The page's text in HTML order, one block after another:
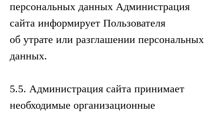
персональных данных Администрация
сайта информирует Пользователя
об утрате или разглашении персональных
данных.
5.5. Администрация сайта принимает
необходимые организационные